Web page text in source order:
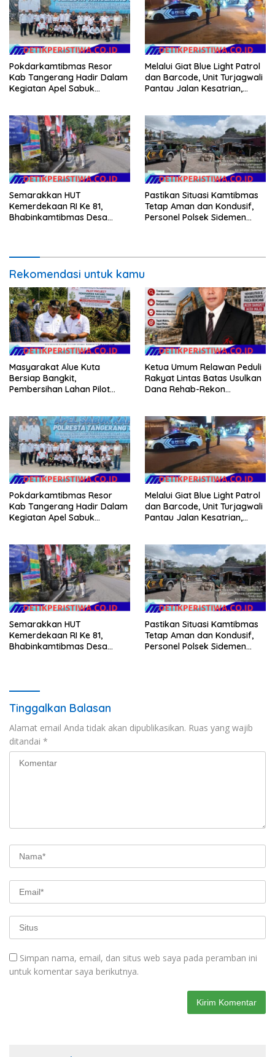
Pokdarkamtibmas Resor
Kab Tangerang Hadir Dalam
Kegiatan Apel Sabuk
Melalui Giat Blue Light Patrol
dan Barcode, Unit Turjagwali
Pantau Jalan Kesatrian,
Semarakkan HUT
Kemerdekaan RI Ke 81,
Bhabinkamtibmas Desa
Pastikan Situasi Kamtibmas
Tetap Aman dan Kondusif,
Personel Polsek Sidemen
Rekomendasi untuk kamu
Masyarakat Alue Kuta
Bersiap Bangkit,
Pembersihan Lahan Pilot
Ketua Umum Relawan Peduli
Rakyat Lintas Batas Usulkan
Dana Rehab-Rekon
Pemerintah Pusat
Pokdarkamtibmas Resor
Kab Tangerang Hadir Dalam
Kegiatan Apel Sabuk
Melalui Giat Blue Light Patrol
dan Barcode, Unit Turjagwali
Pantau Jalan Kesatrian,
Semarakkan HUT
Kemerdekaan RI Ke 81,
Bhabinkamtibmas Desa
Pastikan Situasi Kamtibmas
Tetap Aman dan Kondusif,
Personel Polsek Sidemen
Tinggalkan Balasan
Alamat email Anda tidak akan dipublikasikan. Ruas yang wajib
ditandai *
Simpan nama, email, dan situs web saya pada peramban ini
untuk komentar saya berikutnya.